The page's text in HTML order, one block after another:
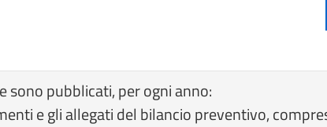
sono pubblicati, per ogni anno:
e gli allegati del bilancio preventivo,